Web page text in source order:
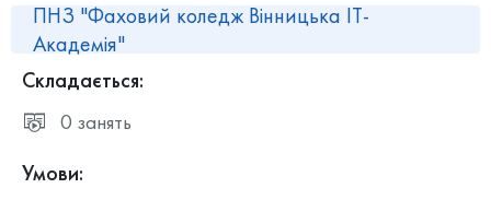
ПНЗ "Фаховий коледж Вінницька ІТ-
Академія"
Складається:
0 занять
Умови: